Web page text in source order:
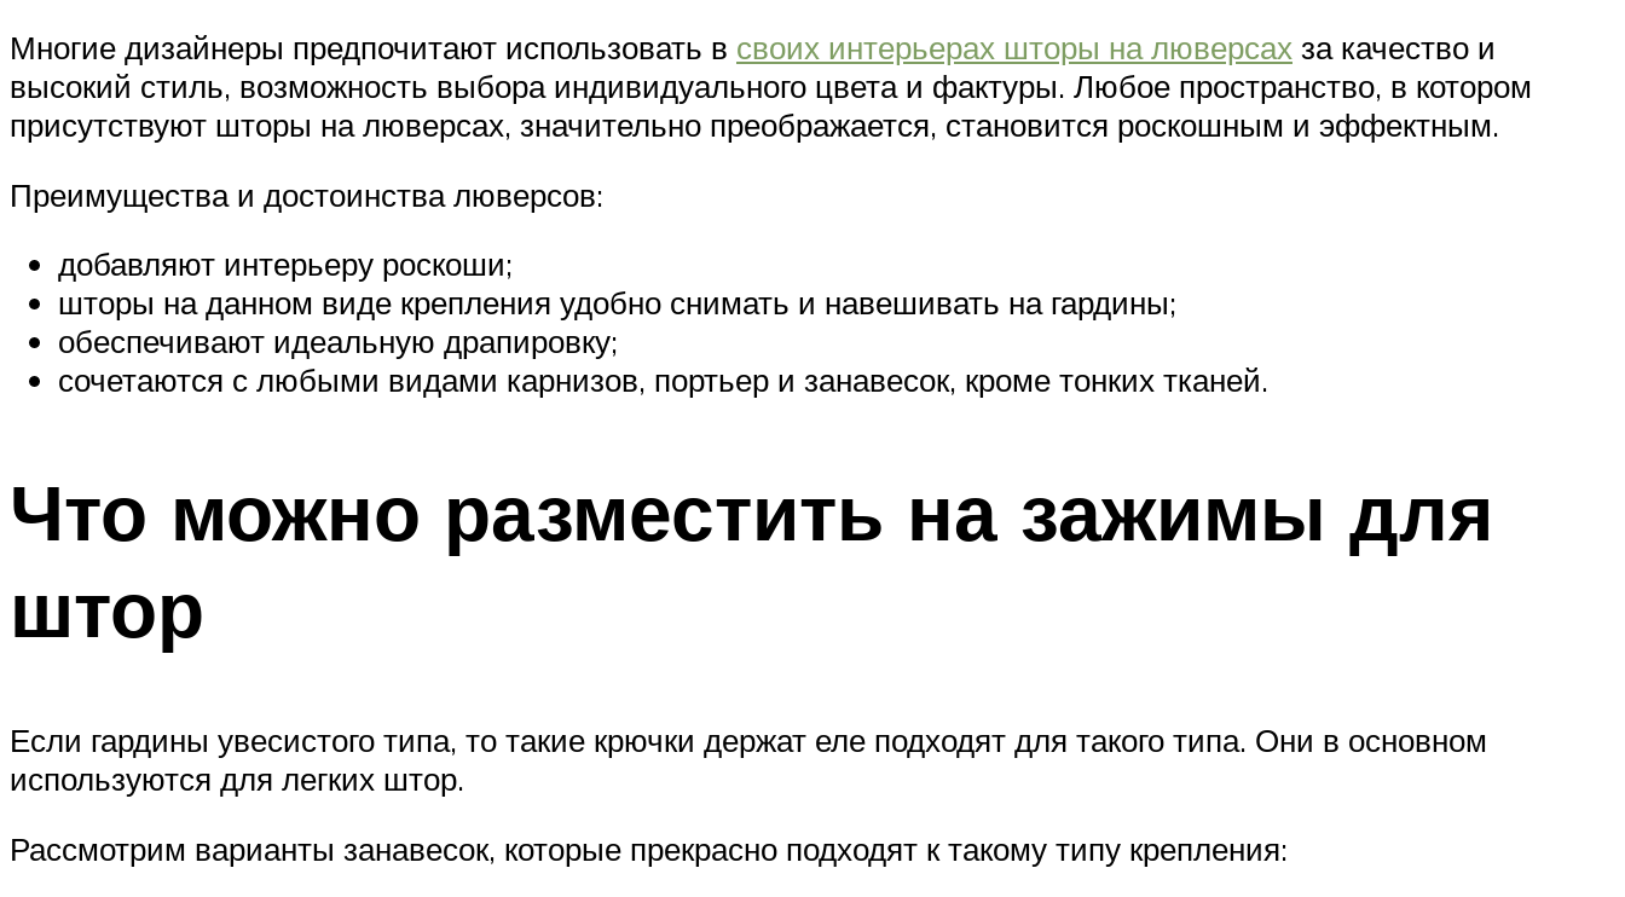
Многие дизайнеры предпочитают использовать в своих интерьерах шторы на люверсах за качество и
высокий стиль, возможность выбора индивидуального цвета и фактуры. Любое пространство, в котором
присутствуют шторы на люверсах, значительно преображается, становится роскошным и эффектным.
Преимущества и достоинства люверсов:
добавляют интерьеру роскоши;
шторы на данном виде крепления удобно снимать и навешивать на гардины;
обеспечивают идеальную драпировку;
сочетаются с любыми видами карнизов, портьер и занавесок, кроме тонких тканей.
Что можно разместить на зажимы для
штор
Если гардины увесистого типа, то такие крючки держат еле подходят для такого типа. Они в основном
используются для легких штор.
Рассмотрим варианты занавесок, которые прекрасно подходят к такому типу крепления: